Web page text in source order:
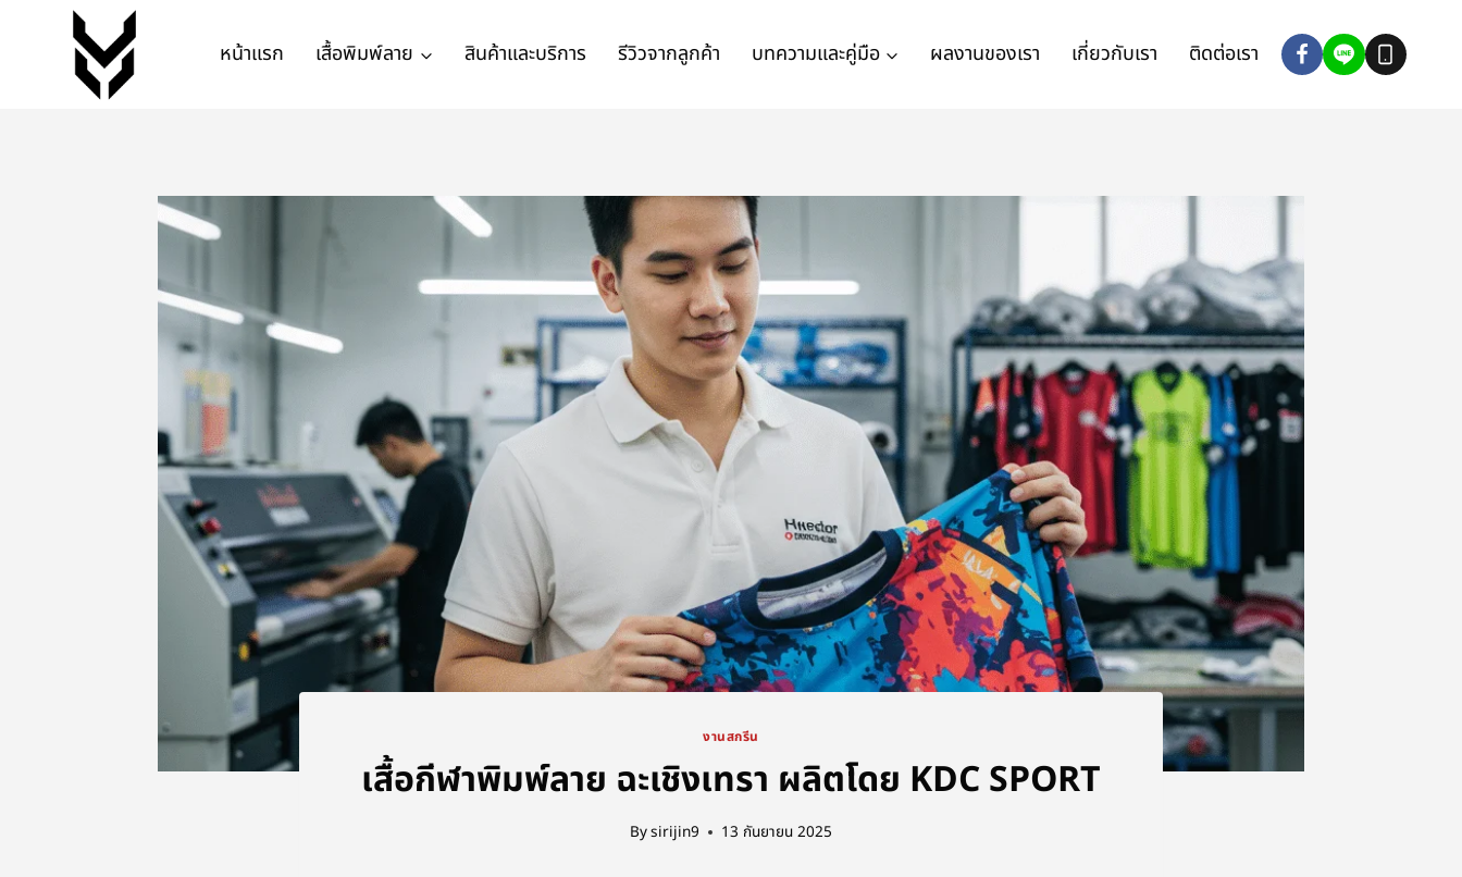
หน้าแรก เสื้อพิมพ์ลาย สินค้าและบริการ รีวิวจากลูกค้า บทความและคู่มือ ผลงานของเรา เกี่ยวกับเรา ติดต่อเรา
งานสกรีน
เสื้อกีฬาพิมพ์ลาย ฉะเชิงเทรา ผลิตโดย KDC SPORT
Bysirijin9 13 กันยายน 2025